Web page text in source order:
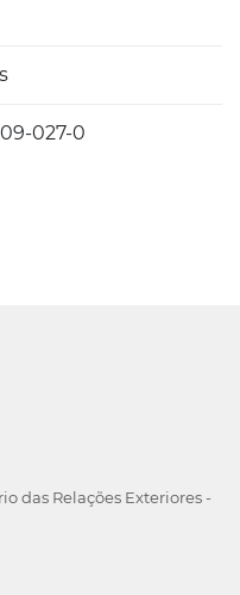
027-0
das Relações Exteriores -